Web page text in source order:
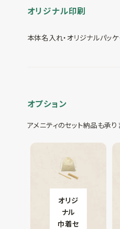
オリジナル印刷
本体名入れ・オリジナルパッ
オプション
アメニティのセット納品も承り
オリジ
ナル
巾着セ